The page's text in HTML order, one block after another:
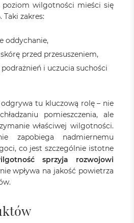
wilgotności mieści się
. Taki zakres:
oddychanie,
przed przesuszeniem,
i uczucia suchości
odgrywa tu kluczową rolę – nie
pomieszczenia, ale
właściwej wilgotności.
zapobiega nadmiernemu
co jest szczególnie istotne
sprzyja rozwojowi
wpływa na jakość powietrza